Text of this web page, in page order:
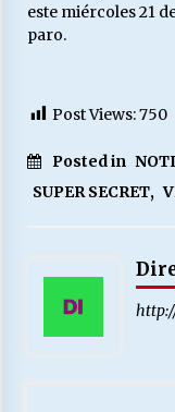
este miércoles 21
paro.
Post Views:750
Posted in
SUPER SECRET,